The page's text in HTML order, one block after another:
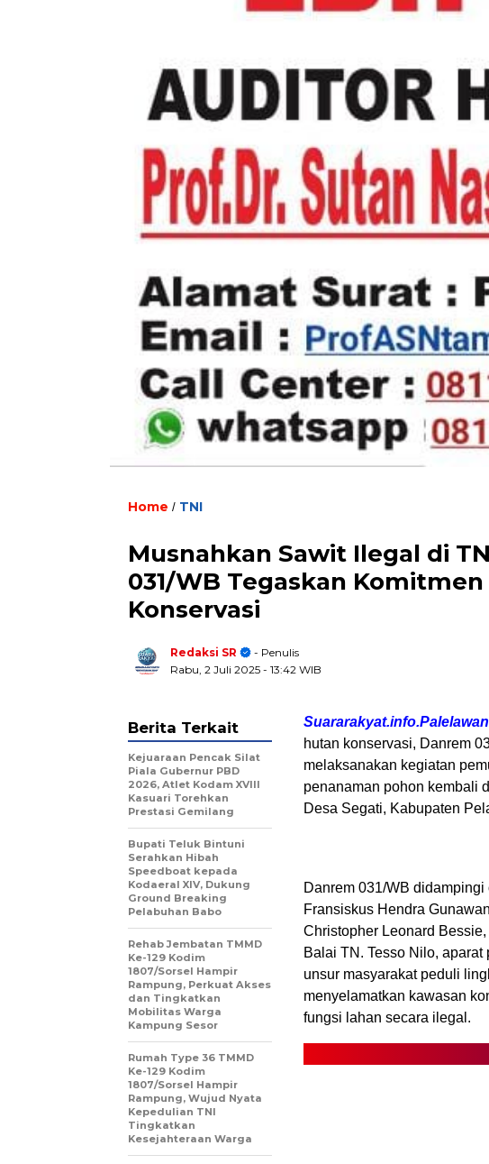
Home / TNI
Musnahkan Sawit Ilegal di
031/WB Tegaskan
Konservasi
Redaksi SR
- Penulis
Rabu, 2 Juli 2025 - 13:42 WIB
Suararakyat.info.Palelawan
hutan konservasi, Danrem
melaksanakan kegiatan
penanaman pohon kembali
Desa Segati, Kabupaten
Danrem 031/WB
Fransiskus Hendra
Christopher Leonard
Balai TN. Tesso Nilo,
unsur masyarakat peduli
menyelamatkan kawasan
fungsi lahan secara ilegal.
Berita Terkait
Kejuaraan Pencak Silat
Piala Gubernur PBD
2026, Atlet Kodam XVIII
Kasuari Torehkan
Prestasi Gemilang
Bupati Teluk Bintuni
Serahkan Hibah
Speedboat kepada
Kodaeral XIV, Dukung
Ground Breaking
Pelabuhan Babo
Rehab Jembatan TMMD
Ke-129 Kodim
1807/Sorsel Hampir
Rampung, Perkuat Akses
dan Tingkatkan
Mobilitas Warga
Kampung Sesor
Rumah Type 36 TMMD
Ke-129 Kodim
1807/Sorsel Hampir
Rampung, Wujud Nyata
Kepedulian TNI
Tingkatkan
Kesejahteraan Warga